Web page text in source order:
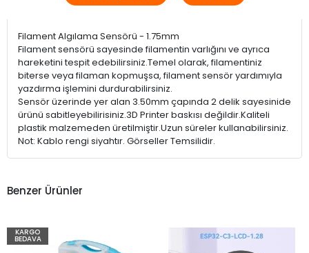
Filament Algılama Sensörü - 1.75mm
Filament sensörü sayesinde filamentin varlığını ve ayrıca
hareketini tespit edebilirsiniz.Temel olarak, filamentiniz
biterse veya filaman kopmuşsa, filament sensör yardımıyla
yazdırma işlemini durdurabilirsiniz.
Sensör üzerinde yer alan 3.50mm çapında 2 delik sayesinide
ürünü sabitleyebilirisiniz.3D Printer baskısı değildir.Kaliteli
plastik malzemeden üretilmiştir.Uzun süreler kullanabilirsiniz.
Not: Kablo rengi siyahtır. Görseller Temsilidir.
Benzer Ürünler
KARGO
BEDAVA